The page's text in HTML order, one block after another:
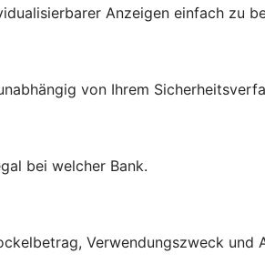
Anzeigen einfach zu
von Ihrem
bei welcher Bank.
Verwendungszweck und